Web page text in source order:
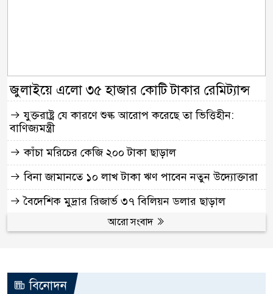
জুলাইয়ে এলো ৩৫ হাজার কোটি টাকার রেমিট্যান্স
যুক্তরাষ্ট্র যে কারণে শুল্ক আরোপ করেছে তা ভিত্তিহীন:
বাণিজ্যমন্ত্রী
কাঁচা মরিচের কেজি ২০০ টাকা ছাড়াল
বিনা জামানতে ১০ লাখ টাকা ঋণ পাবেন নতুন উদ্যোক্তারা
বৈদেশিক মুদ্রার রিজার্ভ ৩৭ বিলিয়ন ডলার ছাড়াল
আরো সংবাদ
বিনোদন